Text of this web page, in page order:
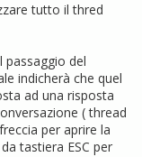
tutto il thred
del
indicherà che quel
ad una risposta
( thread
per aprire la
tastiera ESC per